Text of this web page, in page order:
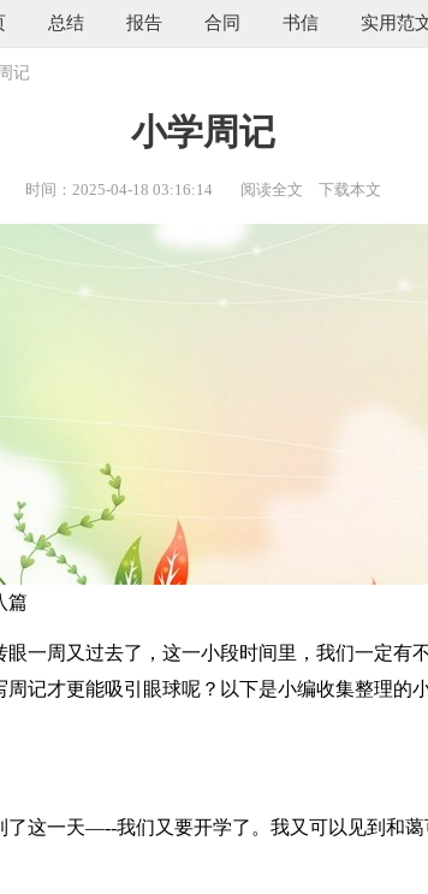
总结 报告 合同 书信 实用范
记
小学周记
时间：2025-04-18 03:16:14 阅读全文 下载本文
篇
眼一周又过去了，这一小段时间里，我们一定有
记才更能吸引眼球呢？以下是小编收集整理的
了这一天—--我们又要开学了。我又可以见到和